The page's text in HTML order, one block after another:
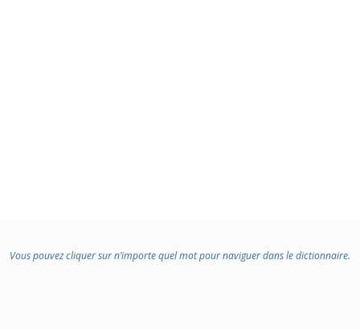
Vous pouvez cliquer sur n’importe quel mot pour naviguer dans le dictionnaire.